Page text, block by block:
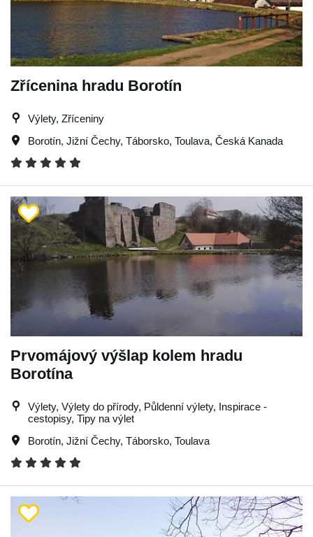
Zřícenina hradu Borotín
Výlety, Zříceniny
Borotín, Jižní Čechy, Táborsko, Toulava, Česká Kanada
Prvomájový výšlap kolem hradu
Borotína
Výlety, Výlety do přírody, Půldenní výlety, Inspirace -
cestopisy, Tipy na výlet
Borotín, Jižní Čechy, Táborsko, Toulava